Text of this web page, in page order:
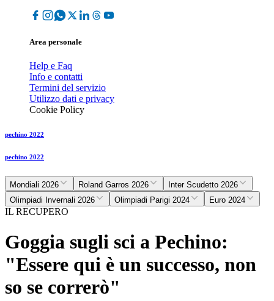
Area personale
Help e Faq
Info e contatti
Termini del servizio
Utilizzo dati e privacy
Cookie Policy
pechino 2022
pechino 2022
Mondiali 2026 Roland Garros 2026
Inter Scudetto 2026
Olimpiadi Invernali 2026
Olimpiadi Parigi 2024 Euro 2024
IL RECUPERO
Goggia sugli sci a Pechino:
"Essere qui è un successo, non
so se correrò"